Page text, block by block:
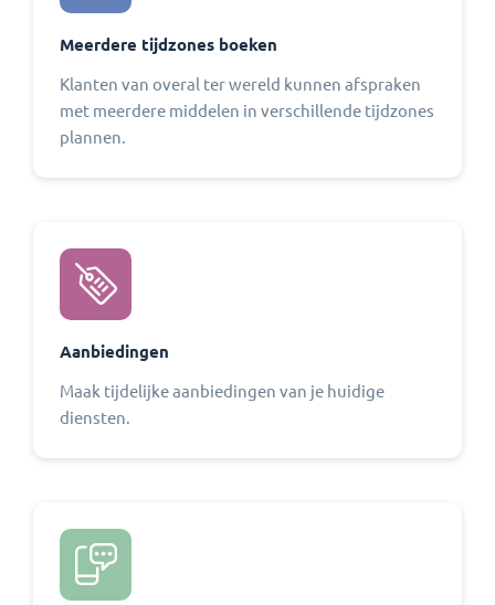
Meerdere tijdzones boeken
Klanten van overal ter wereld kunnen afspraken
met meerdere middelen in verschillende tijdzones
plannen.
Aanbiedingen
Maak tijdelijke aanbiedingen van je huidige
diensten.